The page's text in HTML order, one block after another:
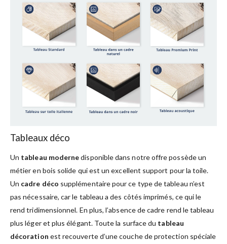
Tableaux déco
Un tableau modernedisponible dans notre offre possède un
métier en bois solide qui est un excellent support pour la toile.
Un cadre déco supplémentaire pour ce type de tableau n’est
pas nécessaire, car le tableau a des côtés imprimés, ce qui le
rend tridimensionnel. En plus, l’absence de cadre rend le tableau
plus léger et plus élégant. Toute la surface du tableau
décoration est recouverte d’une couche de protection spéciale